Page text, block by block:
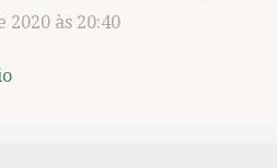
2020 às 20:40